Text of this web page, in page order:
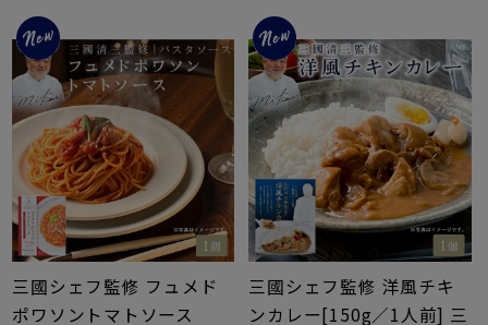
三國シェフ監修 フュメド
ポワソントマトソース
三國シェフ監修 洋風チキ
ンカレー[150g／1人前] 三